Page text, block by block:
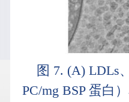
图 7. (A) LDLs
PC/mg BSP 蛋白